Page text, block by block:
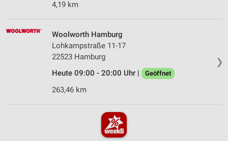
4,19 km
❯
Woolworth Hamburg
Lohkampstraße 11-17
22523 Hamburg
Heute 09:00 - 20:00 Uhr |
Geöffnet
263,46 km